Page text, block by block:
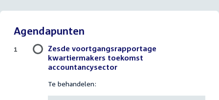
Agendapunten
Zesde voortgangsrapportage
kwartiermakers toekomst
accountancysector
Te behandelen:
1